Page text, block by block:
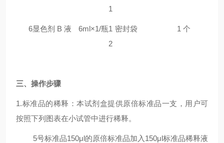
1
6显色剂 B 液 6ml×1/瓶1
2
密封袋 1 个
三、操作步骤
1.标准品的稀释：本试剂盒提供原倍标准品一支，用户可
按照下列图表在小试管中进行稀释。
5号标准品150μl的原倍标准品加入150μl标准品稀释液